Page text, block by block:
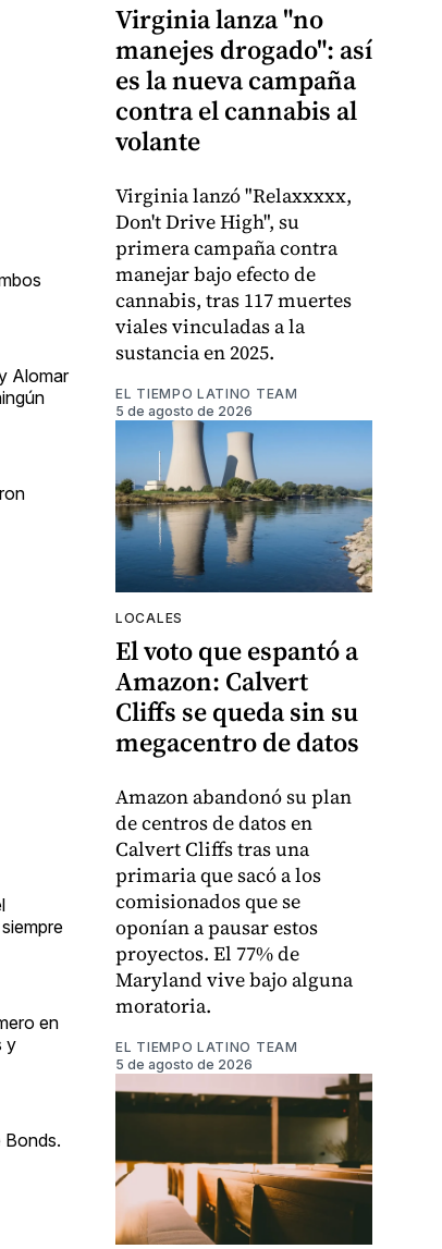
Alomar
en
y
Bonds.
Virginia lanza "no
manejes drogado": así
es la nueva campaña
contra el cannabis al
volante
Virginia lanzó "Relaxxxxx,
Don't Drive High", su
primera campaña contra
manejar bajo efecto de
cannabis, tras 117 muertes
viales vinculadas a la
sustancia en 2025.
EL TIEMPO LATINO TEAM
5 de agosto de 2026
LOCALES
El voto que espantó a
Amazon: Calvert
Cliffs se queda sin su
megacentro de datos
Amazon abandonó su plan
de centros de datos en
Calvert Cliffs tras una
primaria que sacó a los
comisionados que se
oponían a pausar estos
proyectos. El 77% de
Maryland vive bajo alguna
moratoria.
EL TIEMPO LATINO TEAM
5 de agosto de 2026